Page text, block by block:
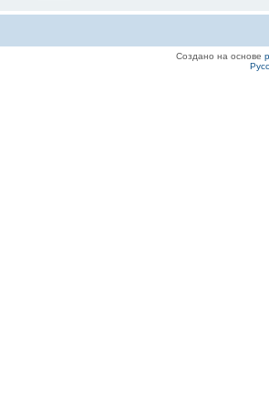
Создано на основе